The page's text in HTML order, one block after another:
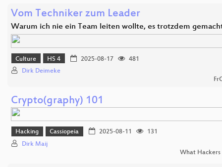
Vom Techniker zum Leader
Warum ich nie ein Team leiten wollte, es trotzdem
Culture HS 4 2025-08-17
481
Dirk Deimeke
Crypto(graphy) 101
Hacking Cassiopeia 2025-08-11
131
Dirk Maij
What Hackers